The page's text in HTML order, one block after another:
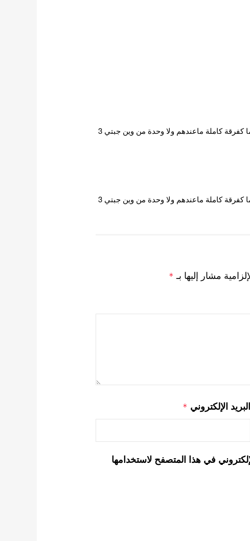
جيني عندها وحدة وجيسو وحدة اما كفرقة كاملة ماعندهم ولا وحدة من وين جبتي 3
كاملة ماعندهم ولا وحدة من وين جبتي 3
مشار إليها بـ *
البريد الإلكتروني *
في هذا المتصفح لاستخدامها